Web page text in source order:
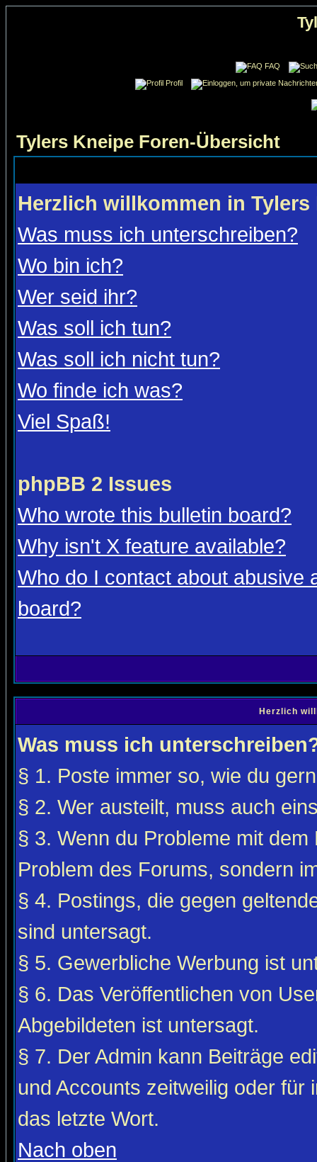
FAQ
Profil
Tylers Kneipe Foren-Übersicht
Herzlich willkommen in Tylers
Was muss ich unterschreiben?
Wo bin ich?
Wer seid ihr?
Was soll ich tun?
Was soll ich nicht tun?
Wo finde ich was?
Viel Spaß!
phpBB 2 Issues
Who wrote this bulletin board?
Why isn't X feature available?
Who do I contact about abusive
board?
Herzlich
Was muss ich
§ 1. Poste immer so, wie du
§ 2. Wer austeilt, muss auch
§ 3. Wenn du Probleme mit
Problem des Forums, sondern
§ 4. Postings, die gegen
sind untersagt.
§ 5. Gewerbliche Werbung ist
§ 6. Das Veröffentlichen von
Abgebildeten ist untersagt.
§ 7. Der Admin kann Beiträge
und Accounts zeitweilig oder
das letzte Wort.
Nach oben